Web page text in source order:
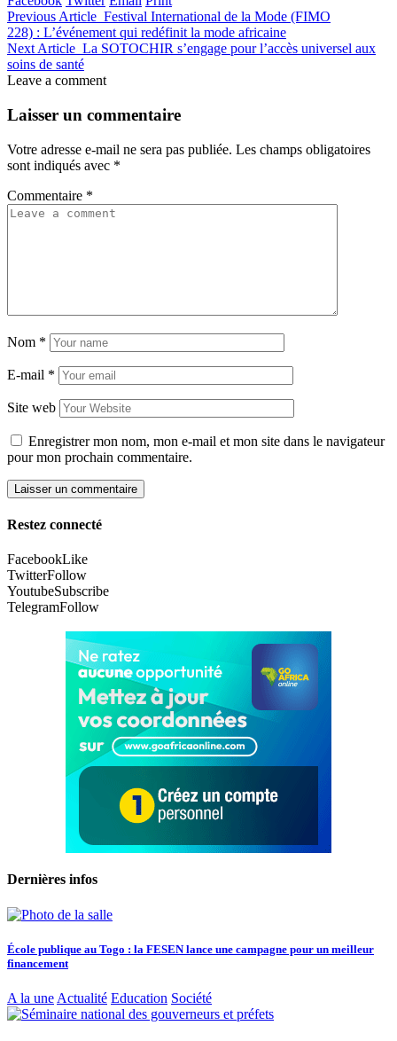
Previous Article Festival International de la Mode (FIMO
228) : L’événement qui redéfinit la mode africaine
Next Article La SOTOCHIR s’engage pour l’accès universel aux
soins de santé
Leave a comment
Laisser un commentaire
Votre adresse e-mail ne sera pas publiée. Les champs obligatoires
sont indiqués avec *
Commentaire *
Nom *
E-mail *
Site web
Enregistrer mon nom, mon e-mail et mon site dans le navigateur
pour mon prochain commentaire.
Restez connecté
FacebookLike
TwitterFollow
YoutubeSubscribe
TelegramFollow
Dernières infos
École publique au Togo : la FESEN lance une campagne pour un meilleur
financement
A la une Actualité Education Société